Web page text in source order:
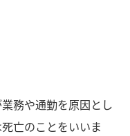
務や通勤を原因とし
亡のことをいいま